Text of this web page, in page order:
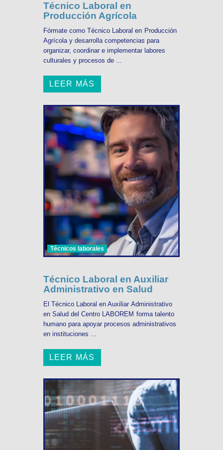
Técnico Laboral en
Producción Agrícola
Fórmate como Técnico Laboral en Producción
Agrícola y desarrolla competencias para
organizar, coordinar e implementar labores
culturales y procesos de ...
LEER MÁS
Técnicos laborales
Técnico Laboral en Auxiliar
Administrativo en Salud
El Técnico Laboral en Auxiliar Administrativo
en Salud del Centro LABOREM forma talento
humano para apoyar procesos administrativos
en instituciones ...
LEER MÁS